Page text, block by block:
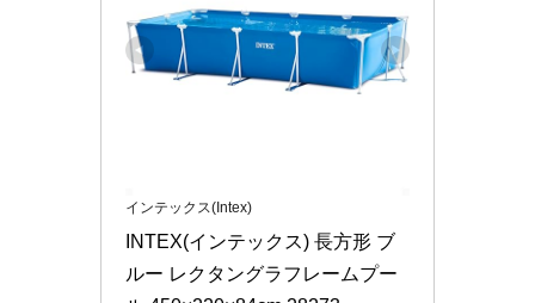
インテックス(Intex)
INTEX(インテックス) 長方形 ブ
ルー レクタングラフレームプー